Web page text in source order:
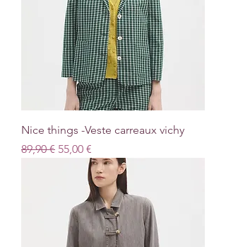
Nice things -Veste carreaux vichy
Prix original
89,90 € Prix promotionnel
55,00 €